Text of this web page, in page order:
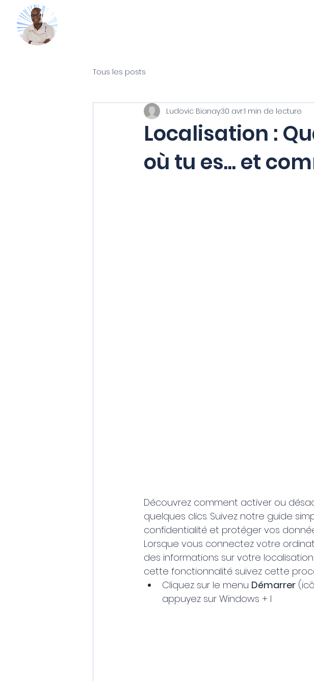
Tous les posts
Localisation :
où tu es... et
Ludovic Bianay30 avr.1 min de lecture
Découvrez comment activer ou
quelques clics. Suivez notre guide
confidentialité et protéger vos
Lorsque vous connectez votre
des informations sur votre
cette fonctionnalité suivez cette
Cliquez sur le menu Démarrer
appuyez sur Windows + I